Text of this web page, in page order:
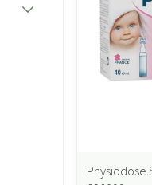
Physiodose